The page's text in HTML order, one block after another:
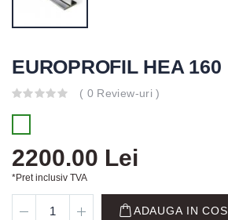
EUROPROFIL HEA 160
( 0 Review-uri )
2200.00 Lei
*Pret inclusiv TVA
ADAUGA IN COS